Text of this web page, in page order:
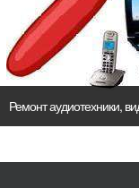
Ремонт аудиотехники,